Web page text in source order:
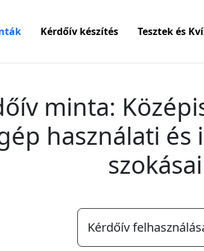
Kérdőív készítés Tesztek és
minta:
használati
szokásai
Kérdőív